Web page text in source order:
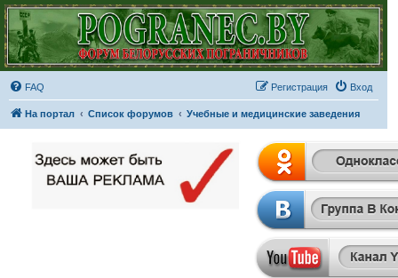
FAQ Вход
Регистрация
На портал Список форумов Учебные и медицинские заведения